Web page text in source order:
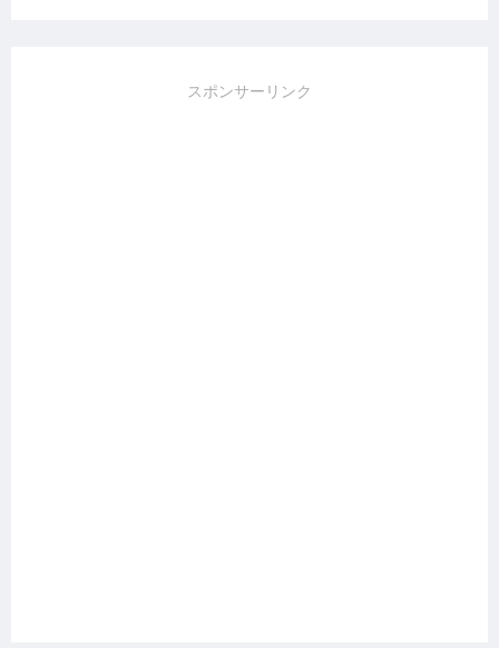
スポンサーリンク